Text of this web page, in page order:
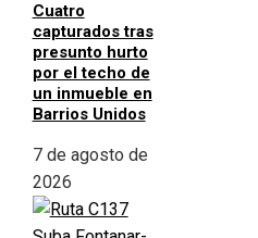
Cuatro
capturados tras
presunto hurto
por el techo de
un inmueble en
Barrios Unidos
7 de agosto de
2026